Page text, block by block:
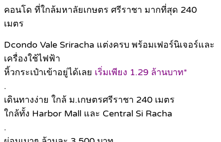
คอนโด ที่ใกล้มหาลัยเกษตร ศรีราชา มากที่สุด 240
เมตร
Dcondo Vale Sriracha แต่งครบ พร้อมเฟอร์นิเจอร์และ
เครื่องใช้ไฟฟ้า
หิ้วกระเป๋าเข้าอยู่ได้เลย เริ่มเพียง 1.29 ล้านบาท*
.
เดินทางง่าย ใกล้ ม.เกษตรศรีราชา 240 เมตร
ใกล้ทั้ง Harbor Mall และ Central Si Racha
.